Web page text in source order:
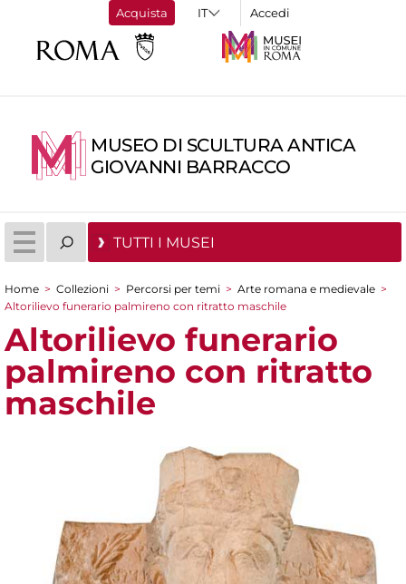
Acquista Accedi
MUSEO DI SCULTURA ANTICA
GIOVANNI BARRACCO
TUTTI I MUSEI
Tu sei qui
Home > Collezioni > Percorsi per temi > Arte romana e medievale >
Altorilievo funerario palmireno con ritratto maschile
Altorilievo funerario
palmireno con ritratto
maschile